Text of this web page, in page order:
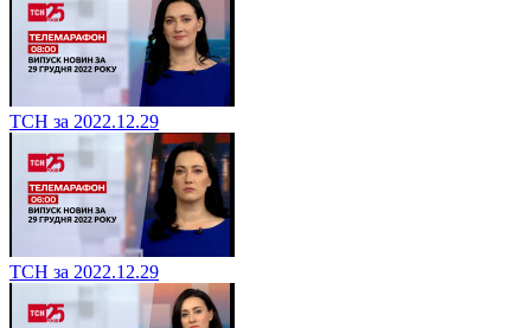
ТСН за 2022.12.29
ТСН за 2022.12.29